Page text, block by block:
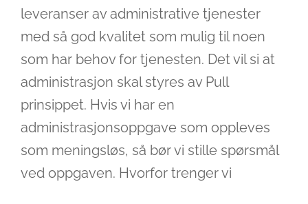
leveranser av administrative tjenester
med så god kvalitet som mulig til noen
som har behov for tjenesten. Det vil si at
administrasjon skal styres av Pull
prinsippet. Hvis vi har en
administrasjonsoppgave som oppleves
som meningsløs, så bør vi stille spørsmål
ved oppgaven. Hvorfor trenger vi
Pull i produksjonsprosesser